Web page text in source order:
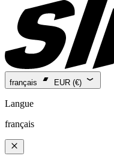
français EUR (€)
Langue
français